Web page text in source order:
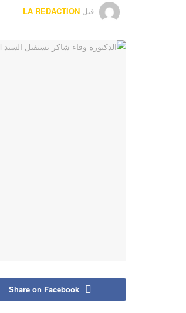
قبل LA REDACTION
Share on Facebook